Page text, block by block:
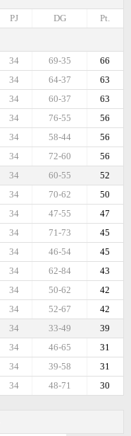
Pt.
DG
PJ
66
69-35
34
63
64-37
34
63
60-37
34
56
76-55
34
56
58-44
34
56
72-60
34
52
60-55
34
50
70-62
34
47
47-55
34
45
71-73
34
45
46-54
34
43
62-84
34
42
50-62
34
42
52-67
34
39
33-49
34
31
46-65
34
31
39-58
34
30
48-71
34